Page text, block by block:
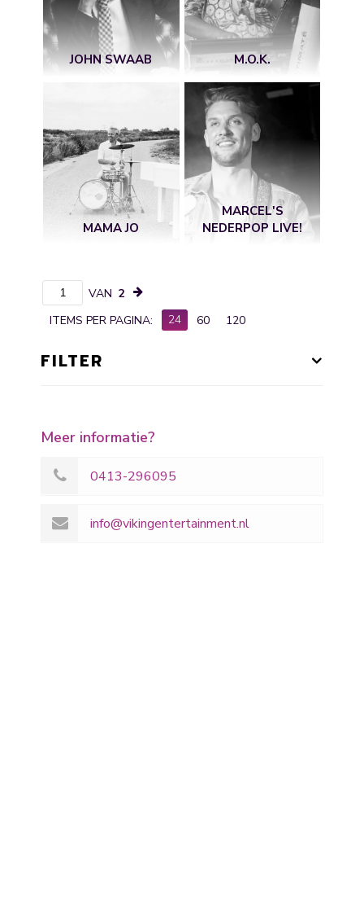
JOHN SWAAB M.O.K.
MAMA JO
MARCEL'S
NEDERPOP LIVE!
VAN 2
ITEMS PER PAGINA:
24 60 120
FILTER
Meer informatie?
0413-296095
info@vikingentertainment.nl